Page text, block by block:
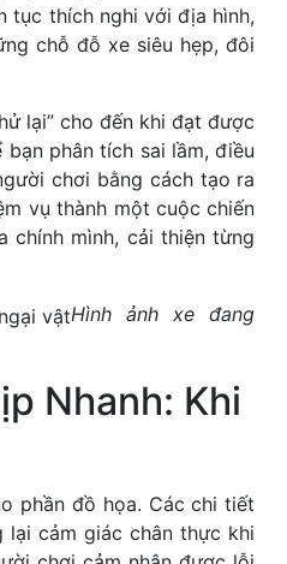
tục thích nghi với địa hình,
chỗ đỗ xe siêu hẹp, đôi
lại” cho đến khi đạt được
phân tích sai lầm, điều
chơi bằng cách tạo ra
vụ thành một cuộc chiến
chính mình, cải thiện từng
Hình ảnh xe đang
Nhanh: Khi
phần đồ họa. Các chi tiết
cảm giác chân thực khi